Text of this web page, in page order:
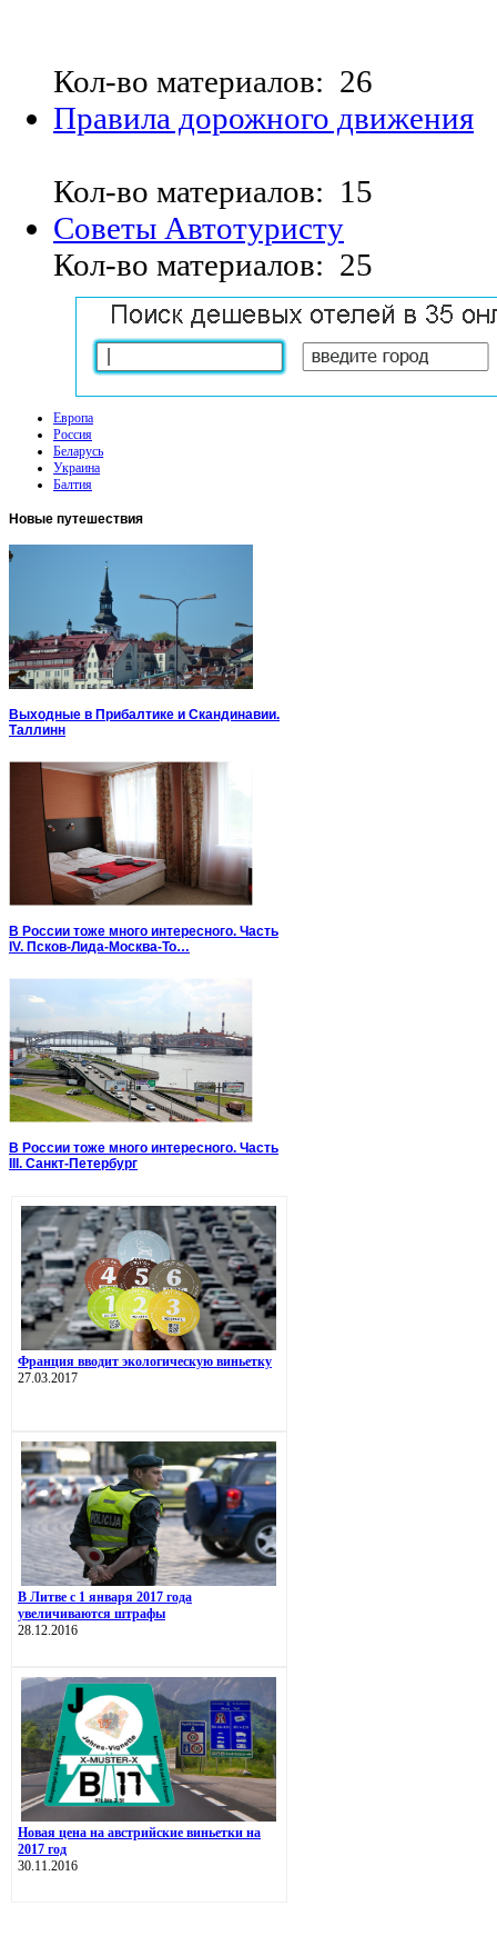
Кол-во материалов: 26
Правила дорожного движения
Кол-во материалов: 15
Советы Автотуристу
Кол-во материалов: 25
Европа
Россия
Беларусь
Украина
Балтия
Новые путешествия
Выходные в Прибалтике и Скандинавии.
Таллинн
В России тоже много интересного. Часть
IV. Псков-Лида-Москва-То…
В России тоже много интересного. Часть
III. Санкт-Петербург
Франция вводит экологическую виньетку
27.03.2017
В Литве с 1 января 2017 года
увеличиваются штрафы
28.12.2016
Новая цена на австрийские виньетки на
2017 год
30.11.2016